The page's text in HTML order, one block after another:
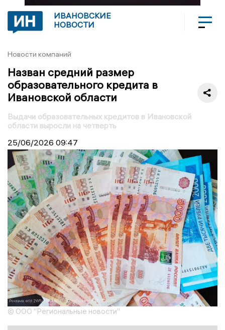
ИВАНОВСКИЕ
НОВОСТИ
Новости компаний
Назван средний размер
образовательного кредита в
Ивановской области
Выдачи образовательных кредитов в Ивановской
области выросли на четверть
25/06/2026 09:47
© ООО "Региональные новости"